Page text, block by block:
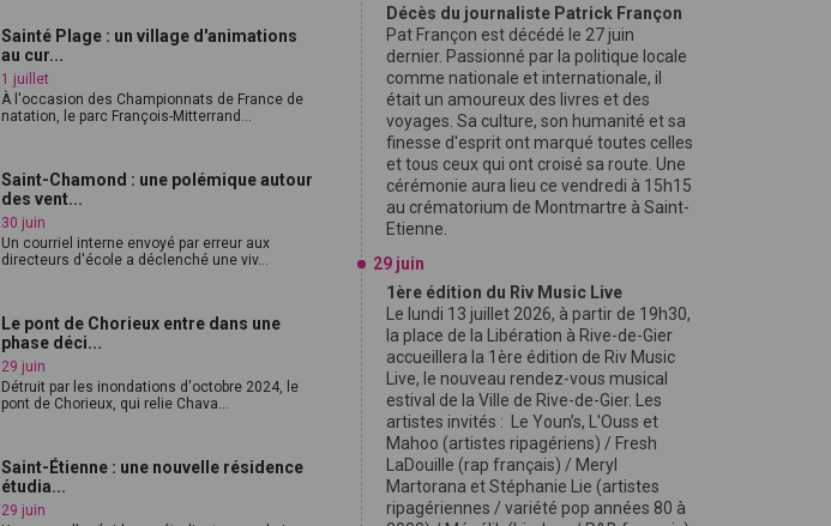
Sainté Plage : un village d'animations
au cur...
1 juillet
À l'occasion des Championnats de France de
natation, le parc François-Mitterrand...
Saint-Chamond : une polémique autour
des vent...
30 juin
Un courriel interne envoyé par erreur aux
directeurs d'école a déclenché une viv...
Le pont de Chorieux entre dans une
phase déci...
29 juin
Détruit par les inondations d'octobre 2024, le
pont de Chorieux, qui relie Chava...
Saint-Étienne : une nouvelle résidence
étudia...
29 juin
Décès du journaliste Patrick Françon
Pat Françon est décédé le 27 juin
dernier. Passionné par la politique locale
comme nationale et internationale, il
était un amoureux des livres et des
voyages. Sa culture, son humanité et sa
finesse d'esprit ont marqué toutes celles
et tous ceux qui ont croisé sa route. Une
cérémonie aura lieu ce vendredi à 15h15
au crématorium de Montmartre à Saint-
Etienne.
29 juin
1ère édition du Riv Music Live
Le lundi 13 juillet 2026, à partir de 19h30,
la place de la Libération à Rive-de-Gier
accueillera la 1ère édition de Riv Music
Live, le nouveau rendez-vous musical
estival de la Ville de Rive-de-Gier. Les
artistes invités : Le Youn’s, L'Ouss et
Mahoo (artistes ripagériens) / Fresh
LaDouille (rap français) / Meryl
Martorana et Stéphanie Lie (artistes
ripagériennes / variété pop années 80 à